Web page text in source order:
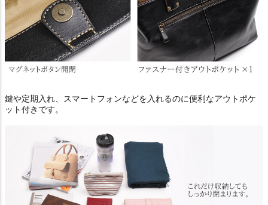
鍵や定期入れ、スマートフォンなどを入れるのに便利なアウトポケ
ット付きです。